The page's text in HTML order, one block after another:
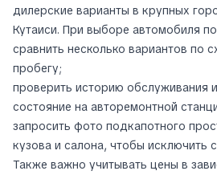
дилерские варианты в крупных
Кутаиси. При выборе автомобиля
сравнить несколько вариантов по
пробегу;
проверить историю обслуживания
состояние на авторемонтной
запросить фото подкапотного
кузова и салона, чтобы исключить
Также важно учитывать цены в